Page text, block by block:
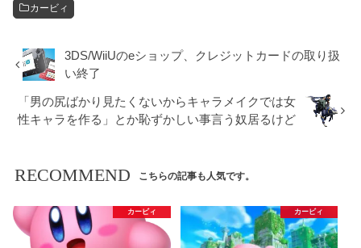
カービィ
3DS/WiiUのeショップ、クレジットカードの取り扱
い終了
「男の尻ばかり見たくないからキャラメイクでは女
性キャラを作る」とか恥ずかしい事言う奴居るけど
RECOMMEND こちらの記事も人気です。
カービィ カービィ